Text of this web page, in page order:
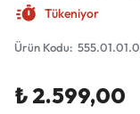
Tükeniyor
Ürün Kodu:
₺ 2.599,00